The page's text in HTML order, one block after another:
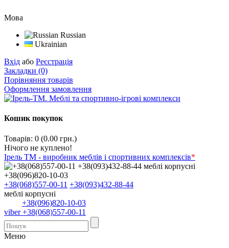
Мова
Russian
Ukrainian
Вхід або Реєстрація
Закладки (0)
Порівняння товарів
Оформлення замовлення
Кошик покупок
Товарів: 0 (0.00 грн.)
Нічого не куплено!
Ірель ТМ - виробник меблів і спортивних комплексів*
+38(068)557-00-11 +38(093)432-88-44
меблі корпусні
+38(096)820-10-03
viber +38(068)557-00-11
Меню